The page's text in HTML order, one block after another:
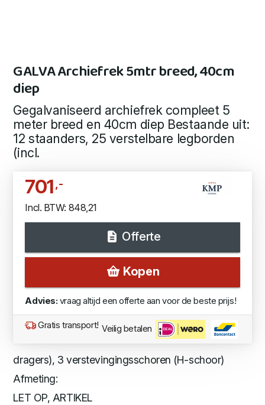
GALVA Archiefrek 5mtr breed, 40cm
diep
Gegalvaniseerd archiefrek compleet 5
meter breed en 40cm diep Bestaande uit:
12 staanders, 25 verstelbare legborden
(incl.
701,-
Incl. BTW: 848,21
Offerte
Kopen
Advies: vraag altijd een offerte aan voor de beste prijs!
Gratis transport! Veilig betalen
dragers), 3 verstevingingsschoren (H-schoor)
Afmeting:
LET OP, ARTIKEL